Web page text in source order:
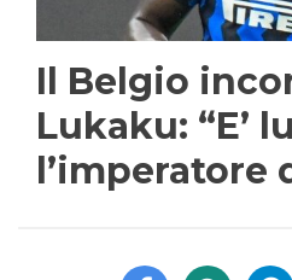
Il Belgio
Lukaku: “E’
l’imperatore